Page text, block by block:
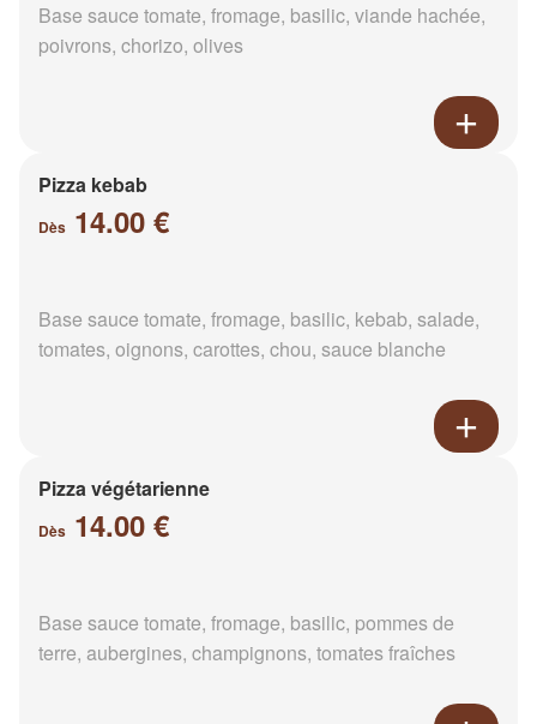
Base sauce tomate, fromage, basilic, viande hachée,
poivrons, chorizo, olives
Pizza kebab
Dès 14.00 €
Base sauce tomate, fromage, basilic, kebab, salade,
tomates, oignons, carottes, chou, sauce blanche
Pizza végétarienne
Dès 14.00 €
Base sauce tomate, fromage, basilic, pommes de
terre, aubergines, champignons, tomates fraîches